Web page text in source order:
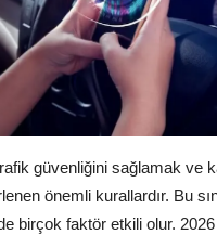
trafik güvenliğini sağlamak ve
önemli kurallardır. Bu
birçok faktör etkili olur. 2026